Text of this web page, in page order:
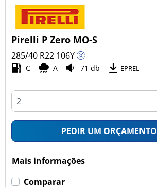
Pirelli P Zero MO-S
285/40 R22 106Y
C A 71 db EPREL
PEDIR UM ORÇAMENTO
Mais informações
Comparar